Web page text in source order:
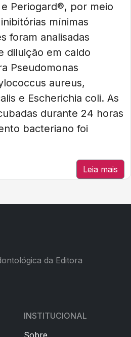
Periogard®, por meio
mínimas
foram analisadas
diluição em caldo
Pseudomonas
aureus,
e Escherichia coli. As
durante 24 horas
bacteriano foi
Leia mais
da Editora
INSTITUCIONAL